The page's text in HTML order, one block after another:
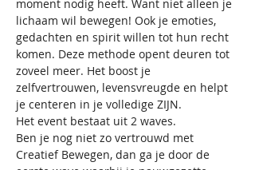
moment nodig heeft. Want niet alleen je
lichaam wil bewegen! Ook je emoties,
gedachten en spirit willen tot hun recht
komen. Deze methode opent deuren tot
zoveel meer. Het boost je
zelfvertrouwen, levensvreugde en helpt
je centeren in je volledige ZIJN.
Het event bestaat uit 2 waves.
Ben je nog niet zo vertrouwd met
Creatief Bewegen, dan ga je door de